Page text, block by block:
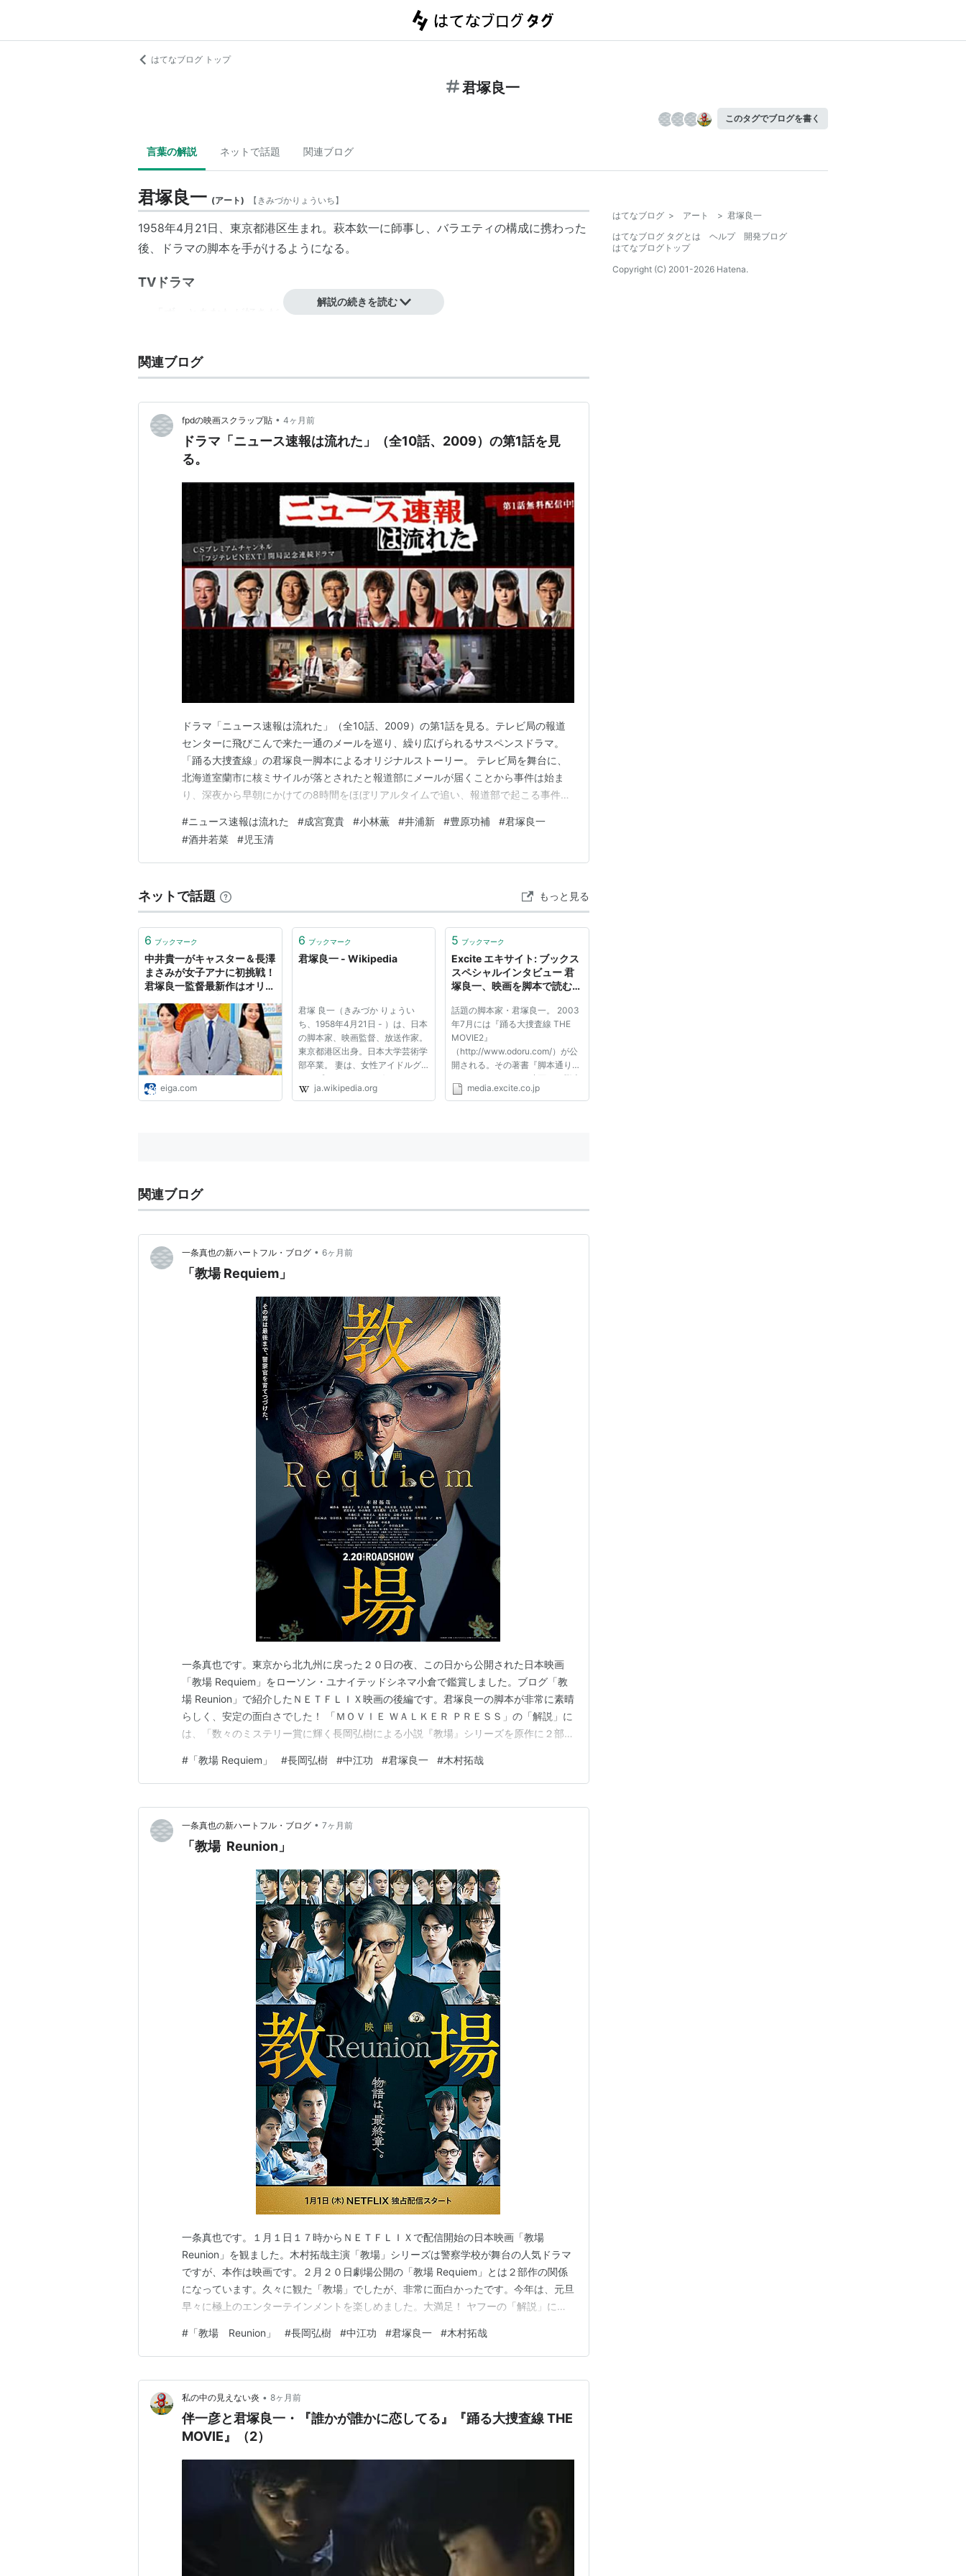
はてなブログ トップ
君塚良一
このタグでブログを書く
言葉の解説 ネットで話題 関連ブログ
君塚良一 (アート) 【 きみづかりょういち】
1958年4月21日、東京都港区生まれ。萩本欽一に師事し、バラエティの構成に携わった
後、ドラマの脚本を手がけるようになる。
TVドラマ
ずっとあなたが好きだった」
「コーチ」
「踊る大捜査線」
「ホーム＆アウェイ」
「世にも奇妙な物語 あけてくれ」（CX)
華麗なるスパイ
「踊る大捜査線 THE MOVIE」
「踊る大捜査線 THE MOVIE2」（９８）
「映画版 世にも奇妙な物語 携帯忠臣蔵」（００）
バブルへGO!!タイムマシンはドラム式 」（０７）
解説の続きを読む
関連ブログ
fpdの映画スクラップ貼 • 4ヶ月前
ドラマ「ニュース速報は流れた」（全10話、2009）の第1話を見
る。
ドラマ「ニュース速報は流れた」（全10話、2009）の第1話を見る。テレビ局の報道
センターに飛びこんで来た一通のメールを巡り、繰り広げられるサスペンスドラマ。
「踊る大捜査線」の君塚良一脚本によるオリジナルストーリー。 テレビ局を舞台に、
北海道室蘭市に核ミサイルが落とされたと報道部にメールが届くことから事件は始ま
り、深夜から早朝にかけての8時間をほぼリアルタイムで追い、報道部で起こる事件や
となっている。 ・・・＜ストーリー＞ 北海道室蘭市。夜中に男が走る。陸橋の上、ト
ンネルの中、住宅街、坂道などを走る男。シャッター買い…
#ニュース速報は流れた #成宮寛貴 #小林薫 #井浦新 #豊原功補 #君塚良一
#酒井若菜 #児玉清
ネットで話題 もっと見る
6 ブックマーク
中井貴一がキャスター＆長澤
まさみが女子アナに初挑戦！
君塚良一監督最新作はオリジ
- 映画.com
eiga.com
6 ブックマーク
君塚良一 - Wikipedia
君塚 良一（きみづか りょうい
ち、1958年4月21日 - ）は、日本
の脚本家、映画監督、放送作家。
東京都港区出身。日本大学芸術学
部卒業。 妻は、女性アイドルグ
ループ・トライアングルのメンバ
ーで元タレントの藤本あき（加藤
ja.wikipedia.org
5 ブックマーク
Excite エキサイト: ブックス
スペシャルインタビュー 君
塚良一、映画を脚本で読むと
話題の脚本家・君塚良一。 2003
年7月には『踊る大捜査線 THE
MOVIE2』
（http://www.odoru.com/）が公
開される。その著書『脚本通りに
はいかない！』は、映画から脚本
を分析し解説した本だ。単純な印
media.excite.co.jp
関連ブログ
一条真也の新ハートフル・ブログ • 6ヶ月前
「教場 Requiem」
一条真也です。東京から北九州に戻った２０日の夜、この日から公開された日本映画
「教場 Requiem」をローソン・ユナイテッドシネマ小倉で鑑賞しました。ブログ「教
場 Reunion」で紹介したＮＥＴＦＬＩＸ映画の後編です。君塚良一の脚本が非常に素晴
らしく、安定の面白さでした！ 「ＭＯＶＩＥ ＷＡＬＫＥＲ ＰＲＥＳＳ」の「解説」に
は、「数々のミステリー賞に輝く長岡弘樹による小説『教場』シリーズを原作に２部作
が再集結し、２０２６年１月１日よりＮｅｔｆｌｉｘにて配信開始の前編『教場
Reunion（リユニオン）』に続く後編。…
# 「教場 Requiem」 #長岡弘樹 #中江功 #君塚良一 #木村拓哉
一条真也の新ハートフル・ブログ • 7ヶ月前
「教場 Reunion」
一条真也です。１月１日１７時からＮＥＴＦＬＩＸで配信開始の日本映画「教場
Reunion」を観ました。木村拓哉主演「教場」シリーズは警察学校が舞台の人気ドラマ
ですが、本作は映画です。２月２０日劇場公開の「教場 Requiem」とは２部作の関係
になっています。久々に観た「教場」でしたが、非常に面白かったです。今年は、元旦
早々に極上のエンターテインメントを楽しめました。大満足！ ヤフーの「解説」に
官を演じる、警察学校の内部を描いた長岡弘樹の小説を原作としたドラマシリーズの映
画版前編。警察官を育成する教場を舞台に、どんなさ…
# 「教場 Reunion」 #長岡弘樹 #中江功 #君塚良一 #木村拓哉
私の中の見えない炎 • 8ヶ月前
伴一彦と君塚良一・『誰かが誰かに恋してる』『踊る大捜査線 THE
MOVIE』（2）
はてなブログ > アート > 君塚良一
はてなブログ タグとは
ヘルプ
開発ブログ
はてなブログトップ
Copyright (C) 2001-2026 Hatena.